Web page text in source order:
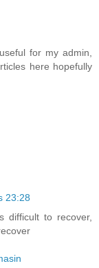
for my admin,
here hopefully
23:28
difficult to recover,